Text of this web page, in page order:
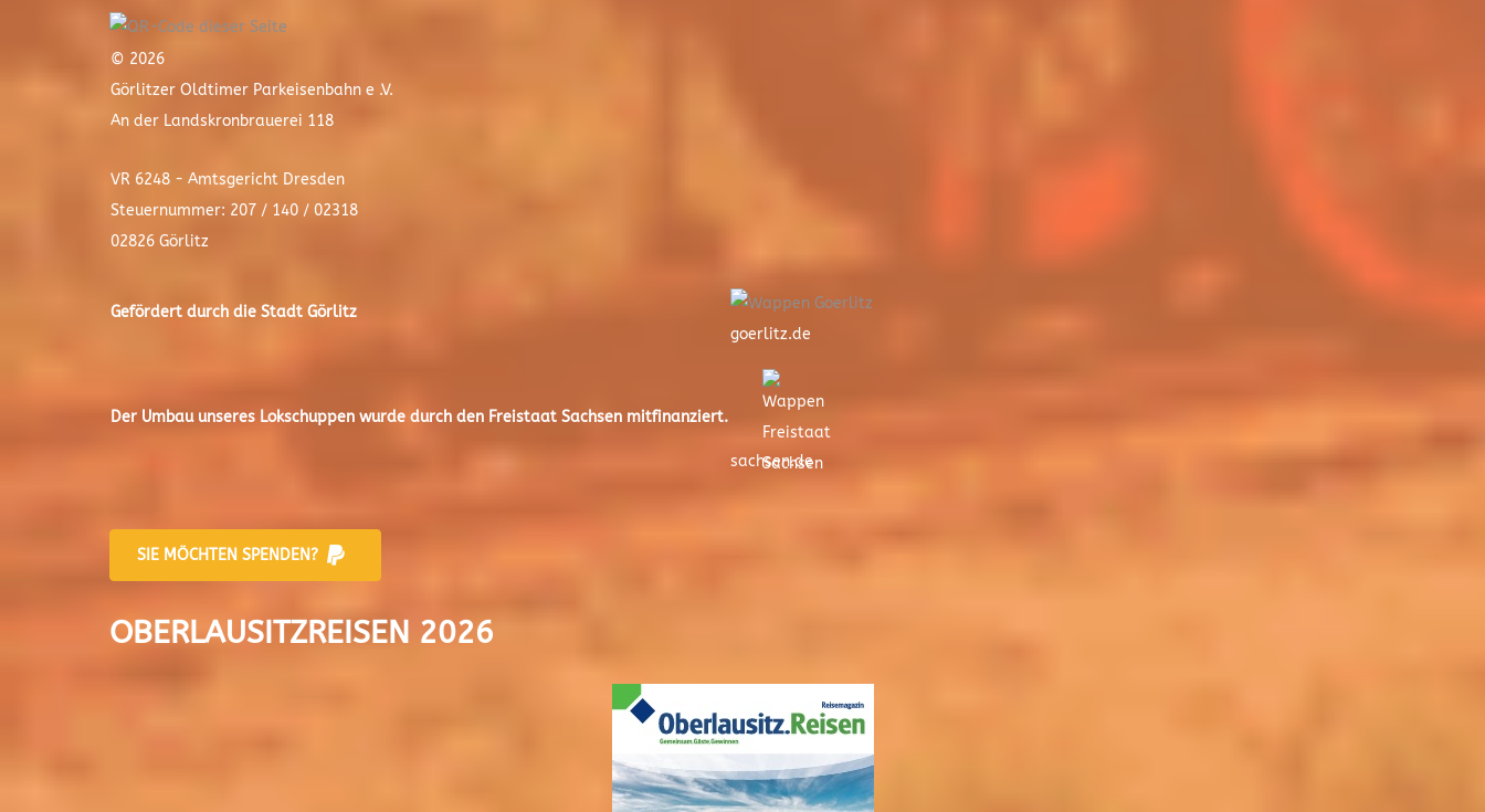
© 2026
Görlitzer Oldtimer Parkeisenbahn e .V.
An der Landskronbrauerei 118
VR 6248 - Amtsgericht Dresden
Steuernummer: 207 / 140 / 02318
02826 Görlitz
Gefördert durch die Stadt Görlitz
goerlitz.de
Der Umbau unseres Lokschuppen wurde durch den Freistaat Sachsen mitfinanziert.
sachsen.de
SIE MÖCHTEN SPENDEN?
OBERLAUSITZREISEN 2026